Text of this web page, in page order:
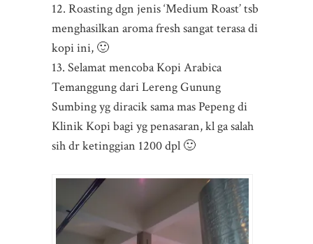
12. Roasting dgn jenis ‘Medium Roast’ tsb
menghasilkan aroma fresh sangat terasa di
kopi ini, 🙂
13. Selamat mencoba Kopi Arabica
Temanggung dari Lereng Gunung
Sumbing yg diracik sama mas Pepeng di
Klinik Kopi bagi yg penasaran, kl ga salah
sih dr ketinggian 1200 dpl 🙂